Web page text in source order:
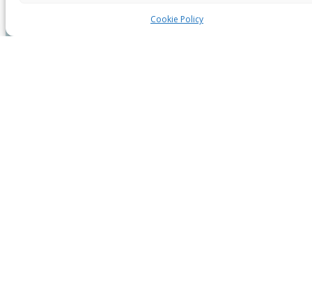
Cookie Policy